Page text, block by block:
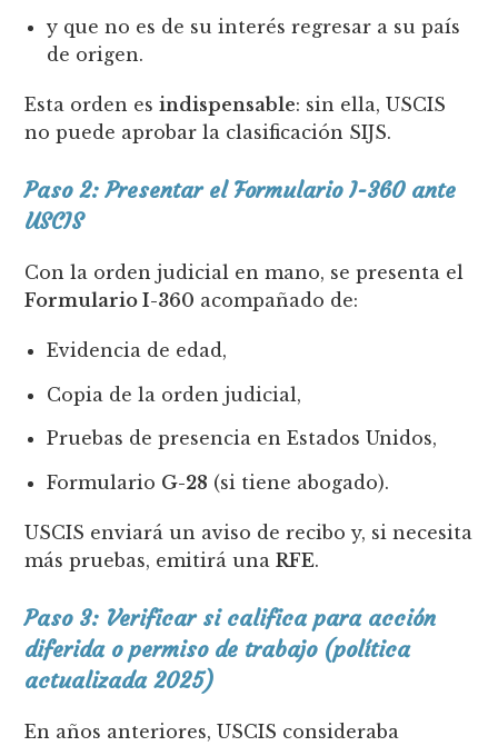
y que no es de su interés regresar a su país
de origen.
Esta orden esindispensable: sin ella, USCIS
no puede aprobar la clasificación SIJS.
Paso 2: Presentar el Formulario I-360 ante
USCIS
Con la orden judicial en mano, se presenta el
Formulario I-360 acompañado de:
Evidencia de edad,
Copia de la orden judicial,
Pruebas de presencia en Estados Unidos,
Formulario G-28 (si tiene abogado).
USCIS enviará un aviso de recibo y, si necesita
más pruebas, emitirá unaRFE.
Paso 3: Verificar si califica para acción
diferida o permiso de trabajo (política
actualizada 2025)
En años anteriores, USCIS consideraba